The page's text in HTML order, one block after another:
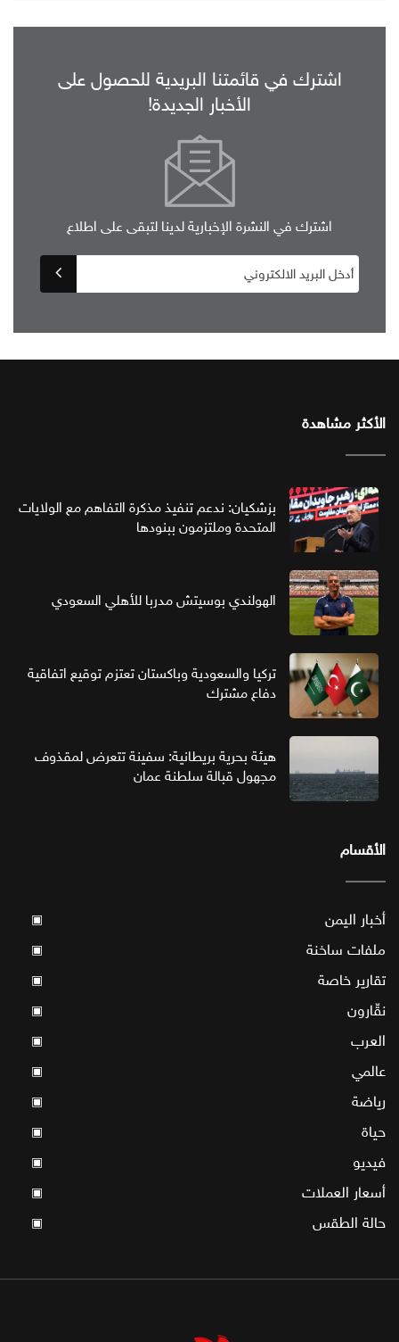
اشترك في قائمتنا البريدية للحصول على
الأخبار الجديدة!
اشترك في النشرة الإخبارية لدينا لتبقى على اطلاع
الأكثر مشاهدة
بزشكيان: ندعم تنفيذ مذكرة التفاهم مع الولايات
المتحدة وملتزمون ببنودها
الهولندي بوسيتش مدربا للأهلي السعودي
تركيا والسعودية وباكستان تعتزم توقيع اتفاقية
دفاع مشترك
هيئة بحرية بريطانية: سفينة تتعرض لمقذوف
مجهول قبالة سلطنة عمان
الأقسام
أخبار اليمن ▣
ملفات ساخنة ▣
تقارير خاصة ▣
نقّارون ▣
العرب ▣
عالمي ▣
رياضة ▣
حياة ▣
فيديو ▣
أسعار العملات ▣
حالة الطقس ▣